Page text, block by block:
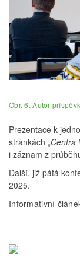
Obr. 6. Autor
Prezentace k
stránkách „Centra
i záznam z
Další, již pátá
2025.
Informativní